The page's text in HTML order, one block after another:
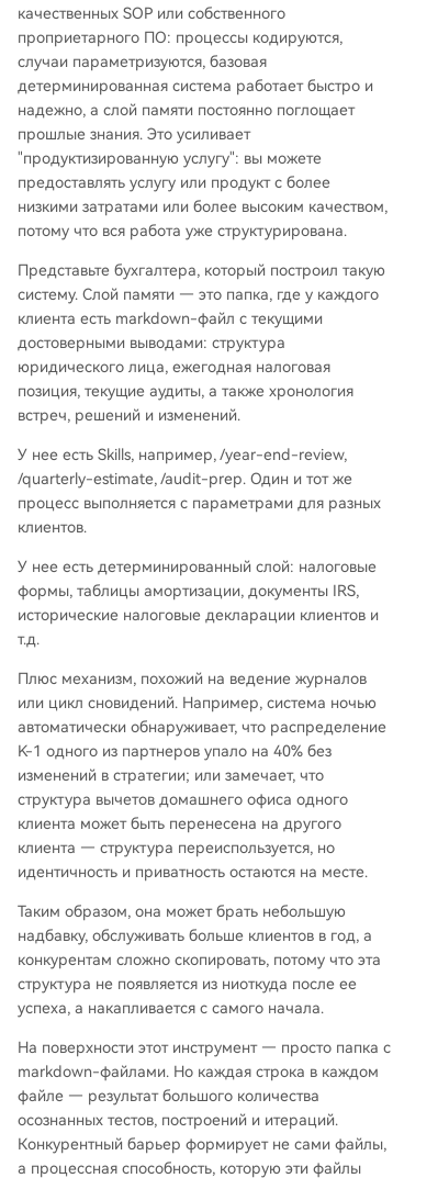
качественных SOP или собственного
проприетарного ПО: процессы кодируются,
случаи параметризуются, базовая
детерминированная система работает быстро и
надежно, а слой памяти постоянно поглощает
прошлые знания. Это усиливает
"продуктизированную услугу": вы можете
предоставлять услугу или продукт с более
низкими затратами или более высоким качеством,
потому что вся работа уже структурирована.
Представьте бухгалтера, который построил такую
систему. Слой памяти — это папка, где у каждого
клиента есть markdown-файл с текущими
достоверными выводами: структура
юридического лица, ежегодная налоговая
позиция, текущие аудиты, а также хронология
встреч, решений и изменений.
У нее есть Skills, например, /year-end-review,
/quarterly-estimate, /audit-prep. Один и тот же
процесс выполняется с параметрами для разных
клиентов.
У нее есть детерминированный слой: налоговые
формы, таблицы амортизации, документы IRS,
исторические налоговые декларации клиентов и
т.д.
Плюс механизм, похожий на ведение журналов
или цикл сновидений. Например, система ночью
автоматически обнаруживает, что распределение
K-1 одного из партнеров упало на 40% без
изменений в стратегии; или замечает, что
структура вычетов домашнего офиса одного
клиента может быть перенесена на другого
клиента — структура переиспользуется, но
идентичность и приватность остаются на месте.
Таким образом, она может брать небольшую
надбавку, обслуживать больше клиентов в год, а
конкурентам сложно скопировать, потому что эта
структура не появляется из ниоткуда после ее
успеха, а накапливается с самого начала.
На поверхности этот инструмент — просто папка с
markdown-файлами. Но каждая строка в каждом
файле — результат большого количества
осознанных тестов, построений и итераций.
Конкурентный барьер формирует не сами файлы,
а процессная способность, которую эти файлы